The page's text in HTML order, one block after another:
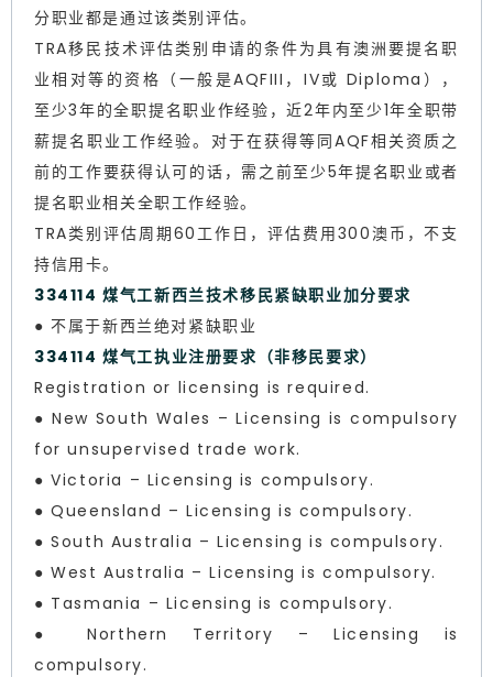
分职业都是通过该类别评估。
TRA移民技术评估类别申请的条件为具有澳洲要提名职
业相对等的资格（一般是AQFIII，IV或 Diploma），
至少3年的全职提名职业作经验，近2年内至少1年全职带
薪提名职业工作经验。对于在获得等同AQF相关资质之
前的工作要获得认可的话，需之前至少5年提名职业或者
提名职业相关全职工作经验。
TRA类别评估周期60工作日，评估费用300澳币，不支
持信用卡。
334114 煤气工新西兰技术移民紧缺职业加分要求
● 不属于新西兰绝对紧缺职业
334114 煤气工执业注册要求（非移民要求）
Registration or licensing is required.
● New South Wales – Licensing is compulsory
for unsupervised trade work.
● Victoria – Licensing is compulsory.
● Queensland – Licensing is compulsory.
● South Australia – Licensing is compulsory.
● West Australia – Licensing is compulsory.
● Tasmania – Licensing is compulsory.
● Northern Territory – Licensing is
compulsory.